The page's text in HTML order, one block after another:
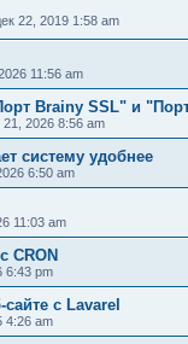
22, 2019 1:58 am
11:56 am
Brainy SSL" и
2026 8:56 am
систему удобнее
6:50 am
11:03 am
CRON
6:43 pm
с Lavarel
4:26 am